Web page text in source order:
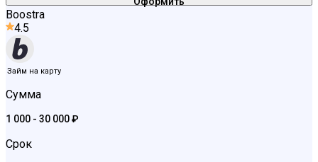
Boostra
4.5
Займ на карту
Сумма
1 000 - 30 000 ₽
Срок